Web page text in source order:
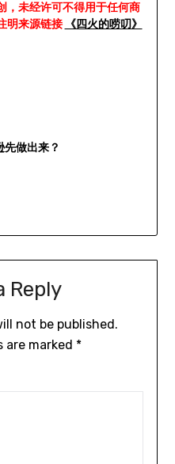
，未经许可不得用于任何商
明来源链接
《四火的唠叨》
先做出来？
Reply
not be published.
are marked *